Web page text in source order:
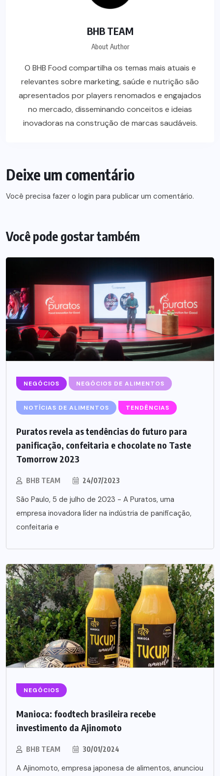
BHB TEAM
About Author
O BHB Food compartilha os temas mais atuais e
relevantes sobre marketing, saúde e nutrição são
apresentados por players renomados e engajados
no mercado, disseminando conceitos e ideias
inovadoras na construção de marcas saudáveis.
Deixe um comentário
Você precisa fazer o login para publicar um comentário.
Você pode gostar também
NEGÓCIOS NEGÓCIOS DE ALIMENTOS
NOTÍCIAS DE ALIMENTOS TENDÊNCIAS
Puratos revela as tendências do futuro para
panificação, confeitaria e chocolate no Taste
Tomorrow 2023
BHB TEAM 24/07/2023
São Paulo, 5 de julho de 2023 - A Puratos, uma
empresa inovadora líder na indústria de panificação,
confeitaria e
NEGÓCIOS
Manioca: foodtech brasileira recebe
investimento da Ajinomoto
BHB TEAM 30/01/2024
A Ajinomoto, empresa japonesa de alimentos, anunciou